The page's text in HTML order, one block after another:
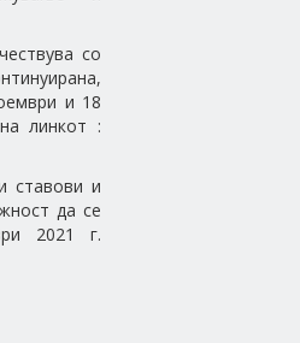
со
и 18
линкот :
ставови и
да се
2021 г.